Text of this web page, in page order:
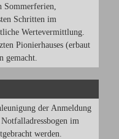
Schritten im
Wertevermittlung.
Pionierhauses (erbaut
gemacht.
der Anmeldung
im
werden.